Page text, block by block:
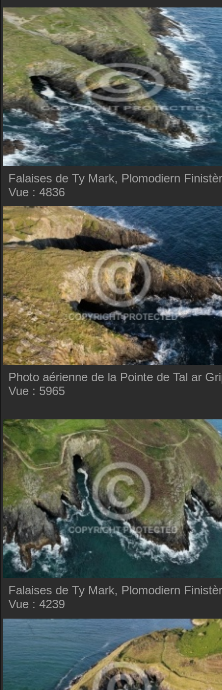
Falaises de Ty Mark, Plomodiern
Vue : 4836
Photo aérienne de la Pointe de Tal ar
Vue : 5965
Falaises de Ty Mark, Plomodiern
Vue : 4239